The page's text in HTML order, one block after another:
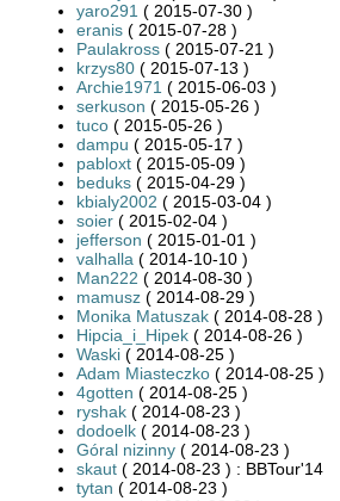
yaro291 ( 2015-07-30 )
eranis ( 2015-07-28 )
Paulakross ( 2015-07-21 )
krzys80 ( 2015-07-13 )
Archie1971 ( 2015-06-03 )
serkuson ( 2015-05-26 )
tuco ( 2015-05-26 )
dampu ( 2015-05-17 )
pabloxt ( 2015-05-09 )
beduks ( 2015-04-29 )
kbialy2002 ( 2015-03-04 )
soier ( 2015-02-04 )
jefferson ( 2015-01-01 )
valhalla ( 2014-10-10 )
Man222 ( 2014-08-30 )
mamusz ( 2014-08-29 )
Monika Matuszak ( 2014-08-28 )
Hipcia_i_Hipek ( 2014-08-26 )
Waski ( 2014-08-25 )
Adam Miasteczko ( 2014-08-25 )
4gotten ( 2014-08-25 )
ryshak ( 2014-08-23 )
dodoelk ( 2014-08-23 )
Góral nizinny ( 2014-08-23 )
skaut ( 2014-08-23 ) : BBTour'14
tytan ( 2014-08-23 )